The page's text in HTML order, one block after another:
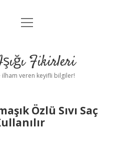
Anasayfa
Yasal Uyarı
menüyü
Fikirleri
ilham veren keyifli bilgiler!
Özlü Sıvı Saç